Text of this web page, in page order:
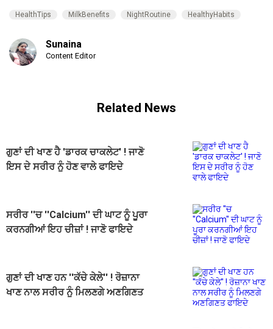
HealthTips MilkBenefits NightRoutine HealthyHabits
Sunaina
Content Editor
Related News
ਗੁਣਾਂ ਦੀ ਖਾਣ ਹੈ 'ਡਾਰਕ ਚਾਕਲੇਟ' ! ਜਾਣੋ
ਇਸ ਦੇ ਸਰੀਰ ਨੂੰ ਹੋਣ ਵਾਲੇ ਫਾਇਦੇ
ਸਰੀਰ ''ਚ ''Calcium'' ਦੀ ਘਾਟ ਨੂੰ ਪੂਰਾ
ਕਰਨਗੀਆਂ ਇਹ ਚੀਜ਼ਾਂ ! ਜਾਣੋ ਫਾਇਦੇ
ਗੁਣਾਂ ਦੀ ਖਾਣ ਹਨ ''ਕੱਚੇ ਕੇਲੇ'' ! ਰੋਜ਼ਾਨਾ
ਖਾਣ ਨਾਲ ਸਰੀਰ ਨੂੰ ਮਿਲਣਗੇ ਅਣਗਿਣਤ